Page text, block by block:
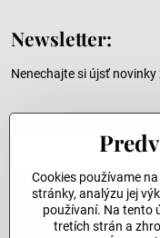
Newsletter:
Nenechajte si újsť novinky
Odoslať
Cookies používame
stránky, analýzu jej
používaní. Na tento
tretích strán a